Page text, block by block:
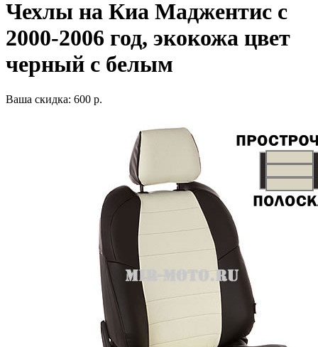
Чехлы на Киа Маджентис с
2000-2006 год, экокожа цвет
черный с белым
Ваша скидка: 600 р.